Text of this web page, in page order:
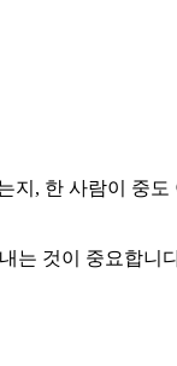
, 한 사람이 중
것이 중요합